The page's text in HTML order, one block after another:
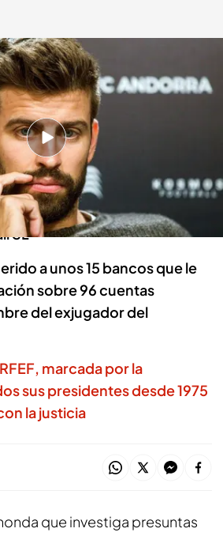
una de las cuentas de la empresa de Gerard
el caso ha acordado el
bancaria
la empresa de Gerard Piqué,
SL
a unos 15 bancos que le
sobre 96 cuentas
del exjugador del
marcada por la
sus presidentes desde 1975
la justicia
que investiga presuntas